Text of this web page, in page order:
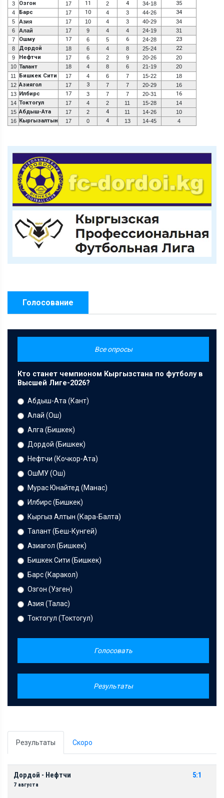
3 Озгон 17 11 2 4 34-18 35
4 Барс 17 10 4 3 44-26 34
5 Азия 17 10 4 3 40-29
34
6
Алай 17 9 4 4 24-19
31
7
Ошму 17 6 5 6 24-28 23
8 Дордой 18 6 4 8 25-24 22
9 Нефтчи 17 6 2 9 20-26
20
10 Талант 18 4 8 6 21-19
20
11
Бишкек Сити 17 4 6 7 15-22
18
12 Азиягол 17 3 7 7 20-29
16
13 Илбирс 17 3 7 7 20-31 16
14 Токтогул 17 4 2 11 15-28
14
15 Абдыш-Ата 17 2 4 11 14-26
10
16 Кыргызалтын 17 0 4 13 14-45 4
Голосование
Все опросы
Кто станет чемпионом Кыргызстана по футболу в
Высшей Лиге-2026?
Абдыш-Ата (Кант)
Алай (Ош)
Алга (Бишкек)
Дордой (Бишкек)
Нефтчи (Кочкор-Ата)
ОшМУ (Ош)
Мурас Юнайтед (Манас)
Илбирс (Бишкек)
Кыргыз Алтын (Кара-Балта)
Талант (Беш-Кунгей)
Азиагол (Бишкек)
Бишкек Сити (Бишкек)
Барс (Каракол)
Озгон (Узген)
Азия (Талас)
Токтогул (Токтогул)
Голосовать
Результаты
Результаты Скоро
Дордой - Нефтчи
7 августа
5:1